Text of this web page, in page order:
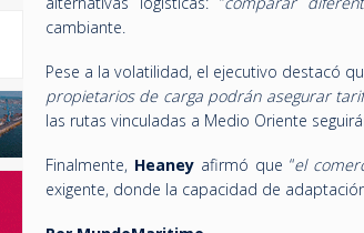
cambiante.
Pese a la volatilidad, el ejecutivo destacó
propietarios de carga podrán asegurar
las rutas vinculadas a Medio Oriente
Finalmente, Heaney afirmó que “el
exigente, donde la capacidad de